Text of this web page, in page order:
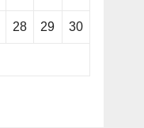
28 29 30